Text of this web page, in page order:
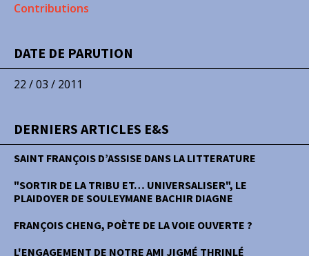
Contributions
DATE DE PARUTION
22 / 03 / 2011
DERNIERS ARTICLES E&S
SAINT FRANÇOIS D’ASSISE DANS LA LITTERATURE
"SORTIR DE LA TRIBU ET… UNIVERSALISER", LE
PLAIDOYER DE SOULEYMANE BACHIR DIAGNE
FRANÇOIS CHENG, POÈTE DE LA VOIE OUVERTE ?
L'ENGAGEMENT DE NOTRE AMI JIGMÉ THRINLÉ